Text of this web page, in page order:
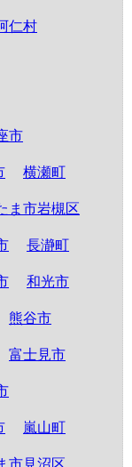
仁村
市
横瀬町
ま市岩槻区
長瀞町
和光市
熊谷市
富士見市
嵐山町
市見沼区